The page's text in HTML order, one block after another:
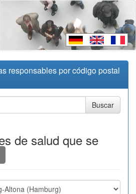
responsables por código postal
de salud que se